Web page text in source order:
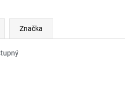
Značka